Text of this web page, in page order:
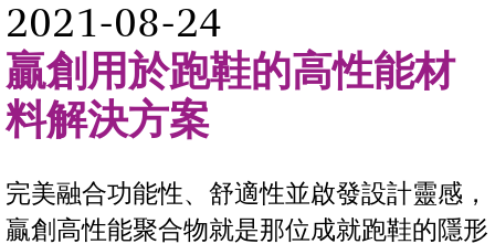
Fax:
02-2717 2106
tina.huang@evonik.com
2021-08-24
贏創用於跑鞋的高性能材
料解決方案
完美融合功能性、舒適性並啟發設計靈感，
贏創高性能聚合物就是那位成就跑鞋的隱形